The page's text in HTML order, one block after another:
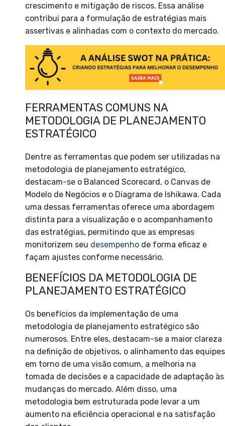
crescimento e mitigação de riscos. Essa análise
contribui para a formulação de estratégias mais
assertivas e alinhadas com o contexto do mercado.
FERRAMENTAS COMUNS NA
METODOLOGIA DE PLANEJAMENTO
ESTRATÉGICO
Dentre as ferramentas que podem ser utilizadas na
metodologia de planejamento estratégico,
destacam-se o Balanced Scorecard, o Canvas de
Modelo de Negócios e o Diagrama de Ishikawa. Cada
uma dessas ferramentas oferece uma abordagem
distinta para a visualização e o acompanhamento
das estratégias, permitindo que as empresas
monitorizem seu desempenho de forma eficaz e
façam ajustes conforme necessário.
BENEFÍCIOS DA METODOLOGIA DE
PLANEJAMENTO ESTRATÉGICO
Os benefícios da implementação de uma
metodologia de planejamento estratégico são
numerosos. Entre eles, destacam-se a maior clareza
na definição de objetivos, o alinhamento das equipes
em torno de uma visão comum, a melhoria na
tomada de decisões e a capacidade de adaptação às
mudanças do mercado. Além disso, uma
metodologia bem estruturada pode levar a um
aumento na eficiência operacional e na satisfação